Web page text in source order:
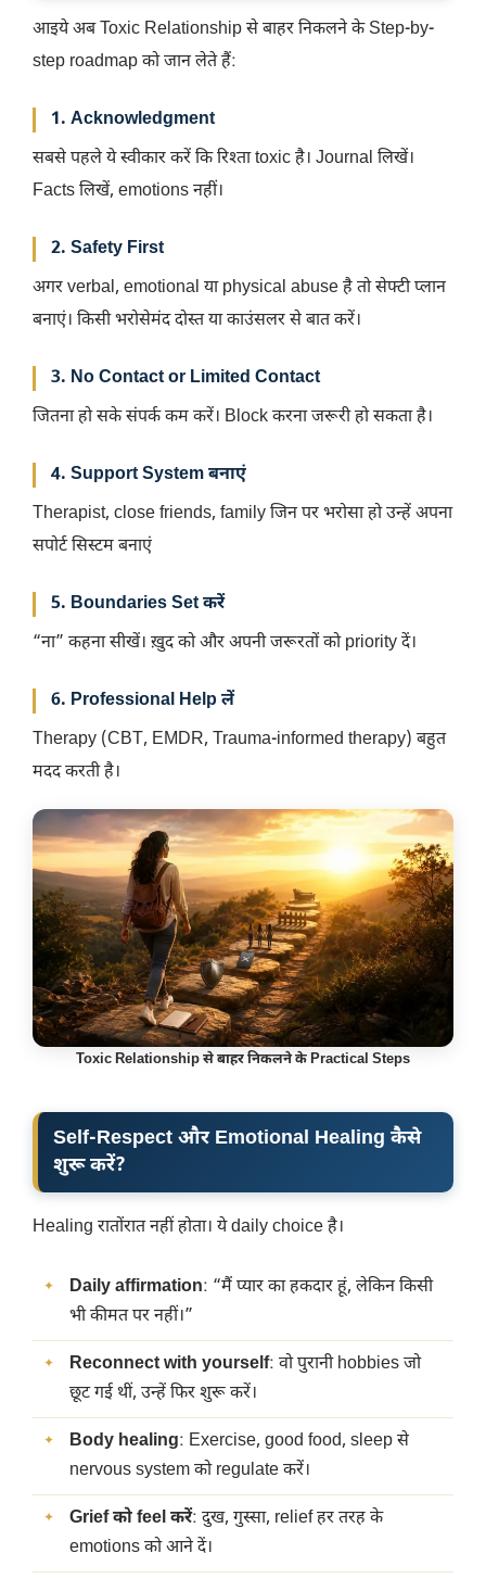
आइये अब Toxic Relationship से बाहर निकलने के Step-by-
step roadmap को जान लेते हैं:
1. Acknowledgment
सबसे पहले ये स्वीकार करें कि रिश्ता toxic है। Journal लिखें।
Facts लिखें, emotions नहीं।
2. Safety First
अगर verbal, emotional या physical abuse है तो सेफ्टी प्लान
बनाएं। किसी भरोसेमंद दोस्त या काउंसलर से बात करें।
3. No Contact or Limited Contact
जितना हो सके संपर्क कम करें। Block करना जरूरी हो सकता है।
4. Support System बनाएं
Therapist, close friends, family जिन पर भरोसा हो उन्हें अपना
सपोर्ट सिस्टम बनाएं
5. Boundaries Set करें
“ना” कहना सीखें। ख़ुद को और अपनी जरूरतों को priority दें।
6. Professional Help लें
Therapy (CBT, EMDR, Trauma-informed therapy) बहुत
मदद करती है।
Toxic Relationship से बाहर निकलने के Practical Steps
Self-Respect और Emotional Healing कैसे
शुरू करें?
Healing रातोंरात नहीं होता। ये daily choice है।
Daily affirmation: “मैं प्यार का हकदार हूं, लेकिन किसी
भी कीमत पर नहीं।”
Reconnect with yourself: वो पुरानी hobbies जो
छूट गई थीं, उन्हें फिर शुरू करें।
Body healing: Exercise, good food, sleep से
nervous system को regulate करें।
Grief को feel करें: दुख, गुस्सा, relief हर तरह के
emotions को आने दें।